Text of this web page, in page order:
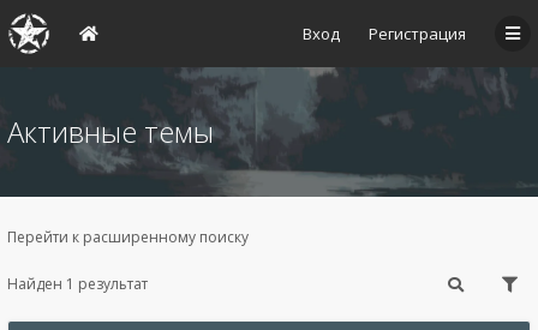
Вход Регистрация
Активные темы
Перейти к расширенному поиску
Найден 1 результат